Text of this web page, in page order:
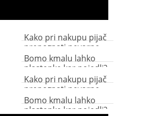
Kako pri nakupu pijač
prepoznati nevarne
plastenke?
Bomo kmalu lahko
plastenke kar pojedli?
Kako pri nakupu pijač
prepoznati nevarne
plastenke?
Bomo kmalu lahko
plastenke kar pojedli?